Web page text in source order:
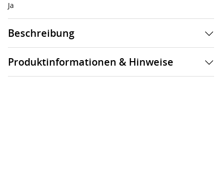
Ja
Beschreibung
Produktinformationen & Hinweise